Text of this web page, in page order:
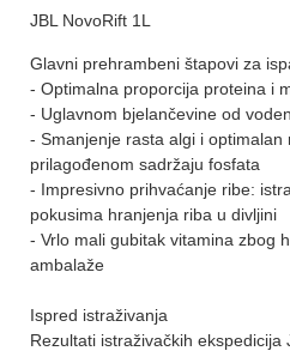
JBL NovoRift 1L
Glavni prehrambeni štapovi za
- Optimalna proporcija proteina i
- Uglavnom bjelančevine od
- Smanjenje rasta algi i optimalan
prilagođenom sadržaju fosfata
- Impresivno prihvaćanje ribe:
pokusima hranjenja riba u divljini
- Vrlo mali gubitak vitamina zbog
ambalaže
Ispred istraživanja
Rezultati istraživačkih ekspedicija